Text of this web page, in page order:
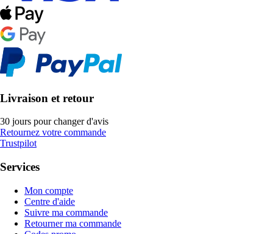
Livraison et retour
30 jours pour changer d'avis
Retournez votre commande
Trustpilot
Services
Mon compte
Centre d'aide
Suivre ma commande
Retourner ma commande